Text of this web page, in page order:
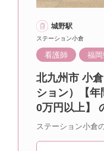
城野駅
ステーション小倉
看護師 福
北九州市 小
ション）【
0万円以上】
ステーション小倉